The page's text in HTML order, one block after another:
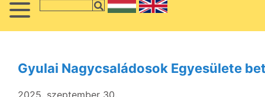
Gyulai Nagycsaládosok Egyesülete
2025. szeptember 30.